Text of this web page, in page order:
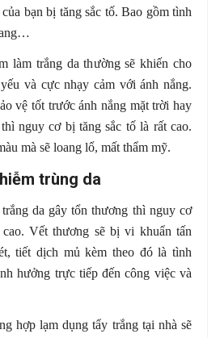
bạn bị tăng sắc tố. Bao gồm tình
làm trắng da thường sẽ khiến cho
và cực nhạy cảm với ánh nắng.
vệ tốt trước ánh nắng mặt trời hay
nguy cơ bị tăng sắc tố là rất cao.
mà sẽ loang lổ, mất thẩm mỹ.
trùng da
da gây tổn thương thì nguy cơ
Vết thương sẽ bị vi khuẩn tấn
tiết dịch mủ kèm theo đó là tình
hưởng trực tiếp đến công việc và
hợp lạm dụng tẩy trắng tại nhà sẽ